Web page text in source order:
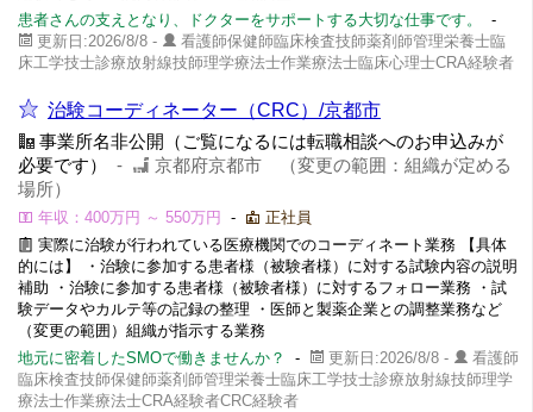
患者さんの支えとなり、ドクターをサポートする大切な仕事です。
-
更新日:2026/8/8 -
看護師保健師臨床検査技師薬剤師管理栄養士臨
床工学技士診療放射線技師理学療法士作業療法士臨床心理士CRA経験者
治験コーディネーター（CRC）/京都市
事業所名非公開（ご覧になるには転職相談へのお申込みが
必要です）
-
京都府京都市 （変更の範囲：組織が定める
場所）
年収：400万円 ～ 550万円 -
正社員
実際に治験が行われている医療機関でのコーディネート業務 【具体
的には】 ・治験に参加する患者様（被験者様）に対する試験内容の説明
補助 ・治験に参加する患者様（被験者様）に対するフォロー業務 ・試
験データやカルテ等の記録の整理 ・医師と製薬企業との調整業務など
（変更の範囲）組織が指示する業務
地元に密着したSMOで働きませんか？
- 更新日:2026/8/8 -
看護師
臨床検査技師保健師薬剤師管理栄養士臨床工学技士診療放射線技師理学
療法士作業療法士CRA経験者CRC経験者